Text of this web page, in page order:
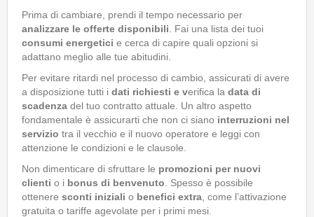
Prima di cambiare, prendi il tempo necessario per
analizzare le offerte disponibili . Fai una lista dei tuoi
consumi energetici e cerca di capire quali opzioni si
adattano meglio alle tue abitudini.
Per evitare ritardi nel processo di cambio, assicurati di avere
a disposizione tutti i dati richiesti e verifica la data di
scadenza del tuo contratto attuale. Un altro aspetto
fondamentale è assicurarti che non ci siano interruzioni nel
servizio tra il vecchio e il nuovo operatore e leggi con
attenzione le condizioni e le clausole.
Non dimenticare di sfruttare le promozioni per nuovi
clienti o i bonus di benvenuto . Spesso è possibile
ottenere sconti iniziali o benefici extra , come l’attivazione
gratuita o tariffe agevolate per i primi mesi.